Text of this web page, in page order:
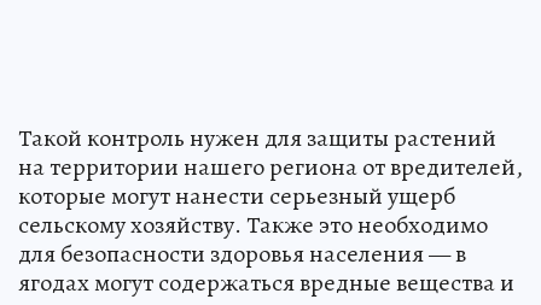
Такой контроль нужен для защиты растений
на территории нашего региона от вредителей,
которые могут нанести серьезный ущерб
сельскому хозяйству. Также это необходимо
для безопасности здоровья населения — в
ягодах могут содержаться вредные вещества и